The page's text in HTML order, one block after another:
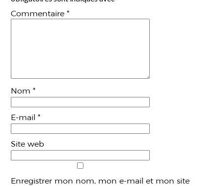
Commentaire*
Nom*
E-mail*
Site web
Enregistrer mon nom, mon e-mail et mon site